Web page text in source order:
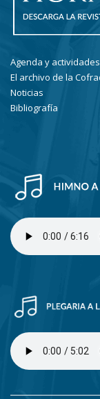
Agenda y
El archivo de la
Noticias
Bibliografía